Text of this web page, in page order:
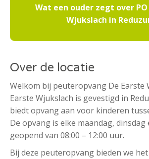
Wat een ouder zegt over PO
Wjukslach in
Over de locatie
Welkom bij peuteropvang De Earste
Earste Wjukslach is gevestigd in
biedt opvang aan voor kinderen
De opvang is elke maandag,
geopend van 08:00 – 12:00 uur.
Bij deze peuteropvang bieden we het